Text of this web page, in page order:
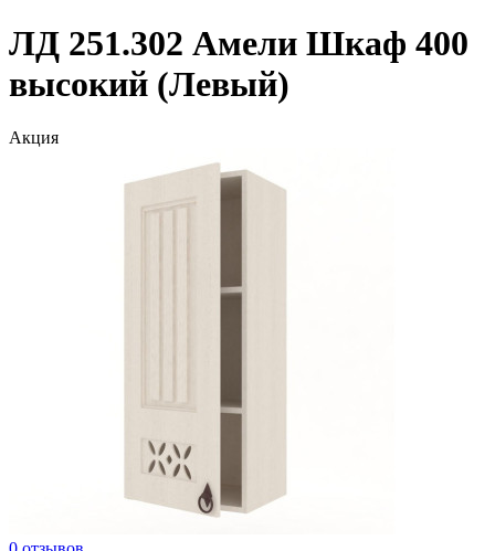
ЛД 251.302 Амели Шкаф 400
высокий (Левый)
Акция